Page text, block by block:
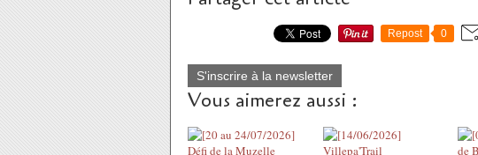
Repost 0
S'inscrire à la newsletter
Vous aimerez aussi :